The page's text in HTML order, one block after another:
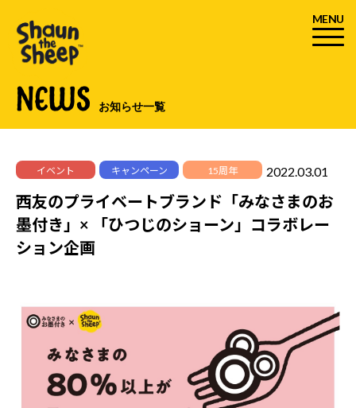
MENU
NEWS お知らせ一覧
イベント キャンペーン 15周年 2022.03.01
西友のプライベートブランド「みなさまのお
墨付き」× 「ひつじのショーン」コラボレー
ション企画